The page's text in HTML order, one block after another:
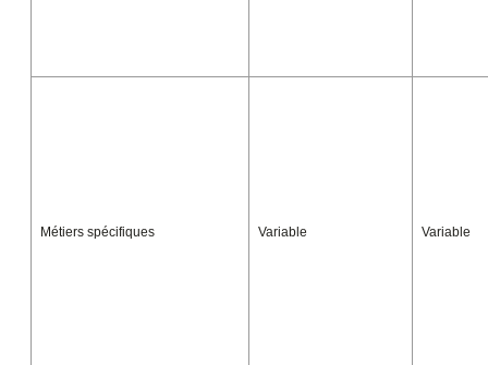
Métiers spécifiques Variable Variable